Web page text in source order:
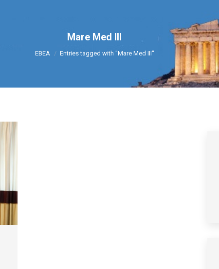
Mare Med III
You are here:
ΕΒΕΑ Entries tagged with "Mare Med III"